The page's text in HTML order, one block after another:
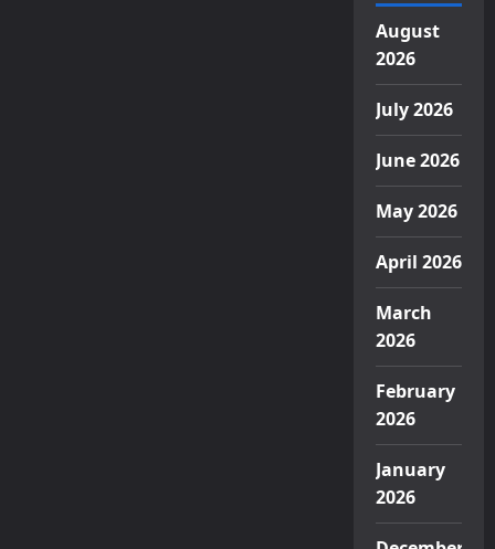
August
2026
July 2026
June 2026
May 2026
April 2026
March
2026
February
2026
January
2026